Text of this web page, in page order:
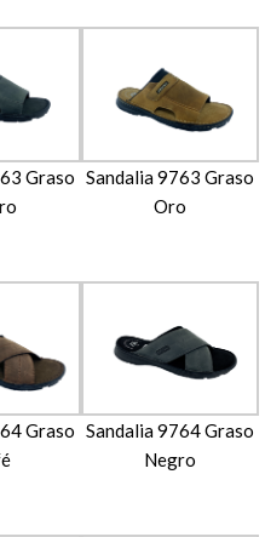
Graso Sandalia 9763 Graso
Oro
Graso Sandalia 9764 Graso
Negro